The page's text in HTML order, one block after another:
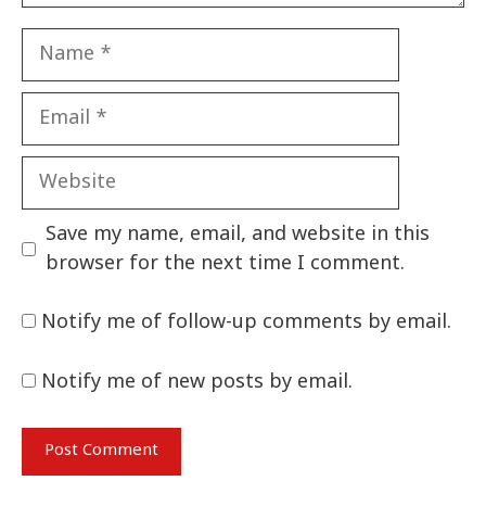
Name
Email
Website
Save my name, email, and website in this
browser for the next time I comment.
Notify me of follow-up comments by email.
Notify me of new posts by email.